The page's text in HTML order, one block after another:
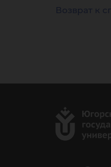
Возврат к